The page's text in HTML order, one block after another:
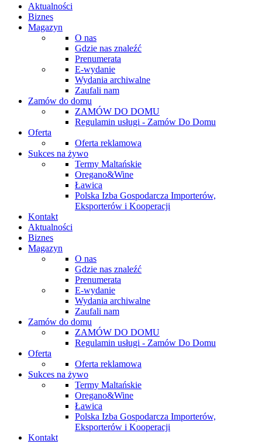
Aktualności
Biznes
Magazyn
O nas
Gdzie nas znaleźć
Prenumerata
E-wydanie
Wydania archiwalne
Zaufali nam
Zamów do domu
ZAMÓW DO DOMU
Regulamin usługi - Zamów Do Domu
Oferta
Oferta reklamowa
Sukces na żywo
Termy Maltańskie
Oregano&Wine
Ławica
Polska Izba Gospodarcza Importerów,
Eksporterów i Kooperacji
Kontakt
Aktualności
Biznes
Magazyn
O nas
Gdzie nas znaleźć
Prenumerata
E-wydanie
Wydania archiwalne
Zaufali nam
Zamów do domu
ZAMÓW DO DOMU
Regulamin usługi - Zamów Do Domu
Oferta
Oferta reklamowa
Sukces na żywo
Termy Maltańskie
Oregano&Wine
Ławica
Polska Izba Gospodarcza Importerów,
Eksporterów i Kooperacji
Kontakt